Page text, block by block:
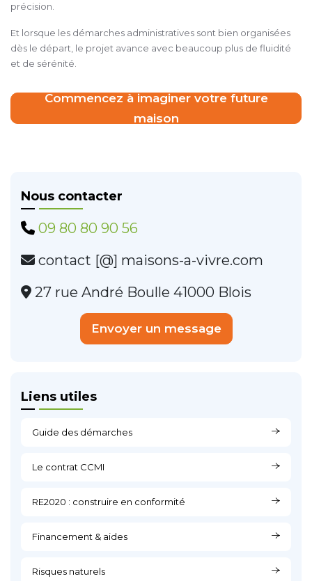
précision.
Et lorsque les démarches administratives sont bien organisées
dès le départ, le projet avance avec beaucoup plus de fluidité
et de sérénité.
Commencez à imaginer votre future
maison
Nous contacter
09 80 80 90 56
contact [@] maisons-a-vivre.com
27 rue André Boulle 41000 Blois
Envoyer un message
Liens utiles
Guide des démarches
Le contrat CCMI
RE2020 : construire en conformité
Financement & aides
Risques naturels